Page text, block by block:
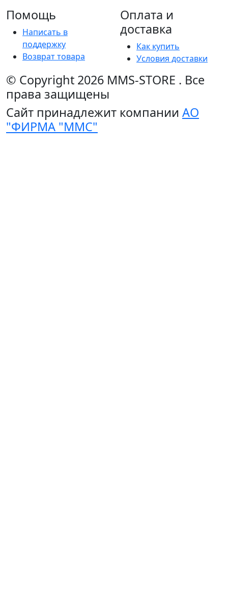
Помощь
Написать в
поддержку
Возврат товара
Оплата и
доставка
Как купить
Условия доставки
© Copyright 2026 MMS-STORE . Все
права защищены
Сайт принадлежит компании АО
"ФИРМА "ММС"